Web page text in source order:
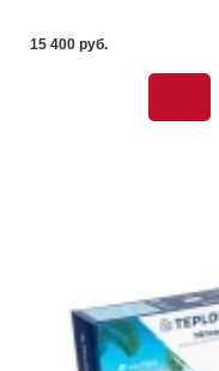
15 400 pуб.